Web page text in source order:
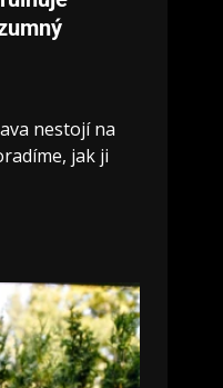
nestojí na
jak ji